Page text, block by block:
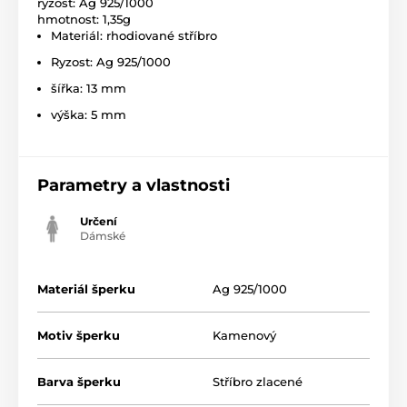
ryzost: Ag 925/1000
hmotnost: 1,35g
Materiál: rhodiované stříbro
Ryzost: Ag 925/1000
šířka: 13 mm
výška: 5 mm
Parametry a vlastnosti
Určení
Dámské
Materiál šperku Ag 925/1000
Motiv šperku Kamenový
Barva šperku Stříbro zlacené